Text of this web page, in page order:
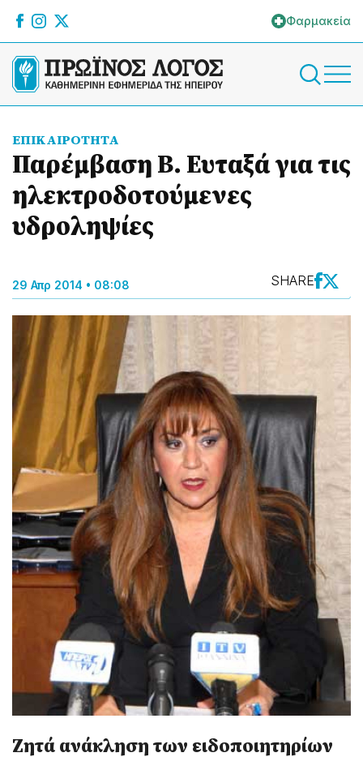
Φαρμακεία
ΕΠΙΚΑΙΡΟΤΗΤΑ
Παρέμβαση Β. Ευταξά για τις
ηλεκτροδοτούμενες
υδροληψίες
29 Απρ 2014 • 08:08 SHARE
Ζητά ανάκληση των ειδοποιητηρίων